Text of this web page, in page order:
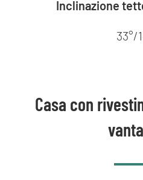
Inclinazione
33°/
Casa con